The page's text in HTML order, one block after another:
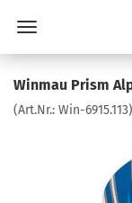
Winmau Prism
(Art.Nr.: Win-6915.113)